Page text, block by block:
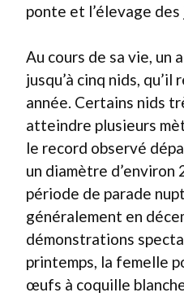
ponte et l’élevage des
Au cours de sa vie, un
jusqu’à cinq nids, qu’il
année. Certains nids
atteindre plusieurs
le record observé
un diamètre d’environ
période de parade
généralement en
démonstrations
printemps, la femelle
œufs à coquille